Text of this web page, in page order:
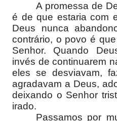
A promessa de
é de que estaria com
Deus nunca
contrário, o povo é
Senhor. Quando
invés de continuarem
eles se desviavam,
agradavam a Deus,
deixando o Senhor
irado.
Passamos por